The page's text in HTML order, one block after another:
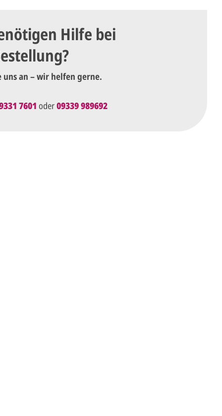
Hilfe bei
uns an – wir helfen gerne.
7601 oder09339 989692